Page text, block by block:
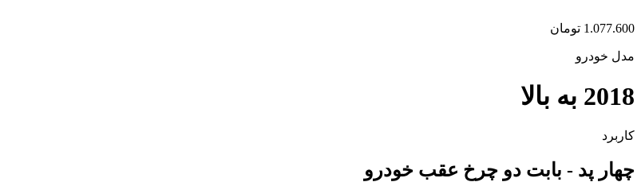
1.077.600 تومان
مدل خودرو
2018 به بالا
کاربرد
چهار پد - بابت دو چرخ عقب خودرو